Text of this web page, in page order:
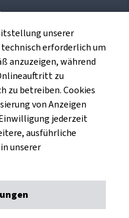
ein
die europäischen
unserer
technisch erforderlich um
anzuzeigen, während
zu
zu betreiben. Cookies
von Anzeigen
jederzeit
ausführliche
unserer